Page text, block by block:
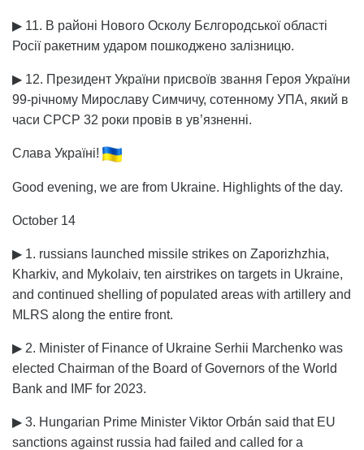
▶ 11. В районі Нового Осколу Бєлгородської області
Росії ракетним ударом пошкоджено залізницю.
▶ 12. Президент України присвоїв звання Героя України
99-річному Мирославу Симчичу, сотенному УПА, який в
часи СРСР 32 роки провів в ув’язненні.
Слава Україні!
Good evening, we are from Ukraine. Highlights of the day.
October 14
▶ 1. russians launched missile strikes on Zaporizhzhia,
Kharkiv, and Mykolaiv, ten airstrikes on targets in Ukraine,
and continued shelling of populated areas with artillery and
MLRS along the entire front.
▶ 2. Minister of Finance of Ukraine Serhii Marchenko was
elected Chairman of the Board of Governors of the World
Bank and IMF for 2023.
▶ 3. Hungarian Prime Minister Viktor Orbán said that EU
sanctions against russia had failed and called for a